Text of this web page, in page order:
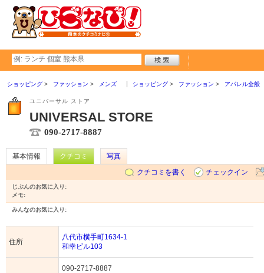
ショッピング ファッション メンズ ショッピング ファッション アパレル全般
ユニバーサル ストア
UNIVERSAL STORE
090-2717-8887
基本情報 クチコミ
写真
クチコミを書く
チェックイン
じぶんのお気に入り:
メモ:
みんなのお気に入り:
住所
八代市横手町1634-1
和幸ビル103
090-2717-8887